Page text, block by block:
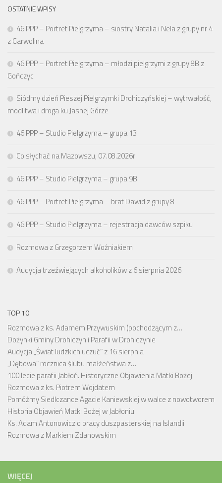
OSTATNIE WPISY
46 PPP – Portret Pielgrzyma – siostry Natalia i Nela z grupy nr 4
z Garwolina
46 PPP – Portret Pielgrzyma – młodzi pielgrzymi z grupy 8B z
Gończyc
Siódmy dzień Pieszej Pielgrzymki Drohiczyńskiej – wytrwałość,
modlitwa i droga ku Jasnej Górze
46 PPP – Studio Pielgrzyma – grupa 13
Co słychać na Mazowszu, 07.08.2026r
46 PPP – Studio Pielgrzyma – grupa 9B
46 PPP – Portret Pielgrzyma – brat Dawid z grupy 8
46 PPP – Studio Pielgrzyma – rejestracja dawców szpiku
Rozmowa z Grzegorzem Woźniakiem
Audycja trzeźwiejących alkoholików z 6 sierpnia 2026
TOP 10
Rozmowa z ks. Adamem Przywuskim (pochodzącym z…
Dożynki Gminy Drohiczyn i Parafii w Drohiczynie
Audycja „Świat ludzkich uczuć” z 16 sierpnia
„Dębowa” rocznica ślubu małżeństwa z…
100 lecie parafii Jabłoń. Historyczne Objawienia Matki Bożej
Rozmowa z ks. Piotrem Wojdatem
Pomóżmy Siedlczance Agacie Kaniewskiej w walce z nowotworem
Historia Objawień Matki Bożej w Jabłoniu
Ks. Adam Antonowicz o pracy duszpasterskiej na Islandii
Rozmowa z Markiem Zdanowskim
WIĘCEJ